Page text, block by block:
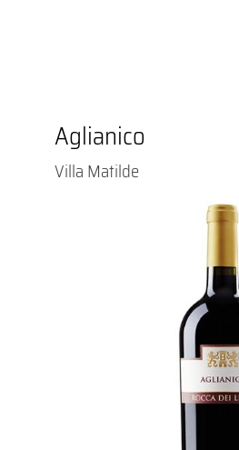
Aglianico
Villa Matilde